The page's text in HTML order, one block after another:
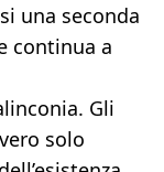
una seconda
continua a
Gli
solo